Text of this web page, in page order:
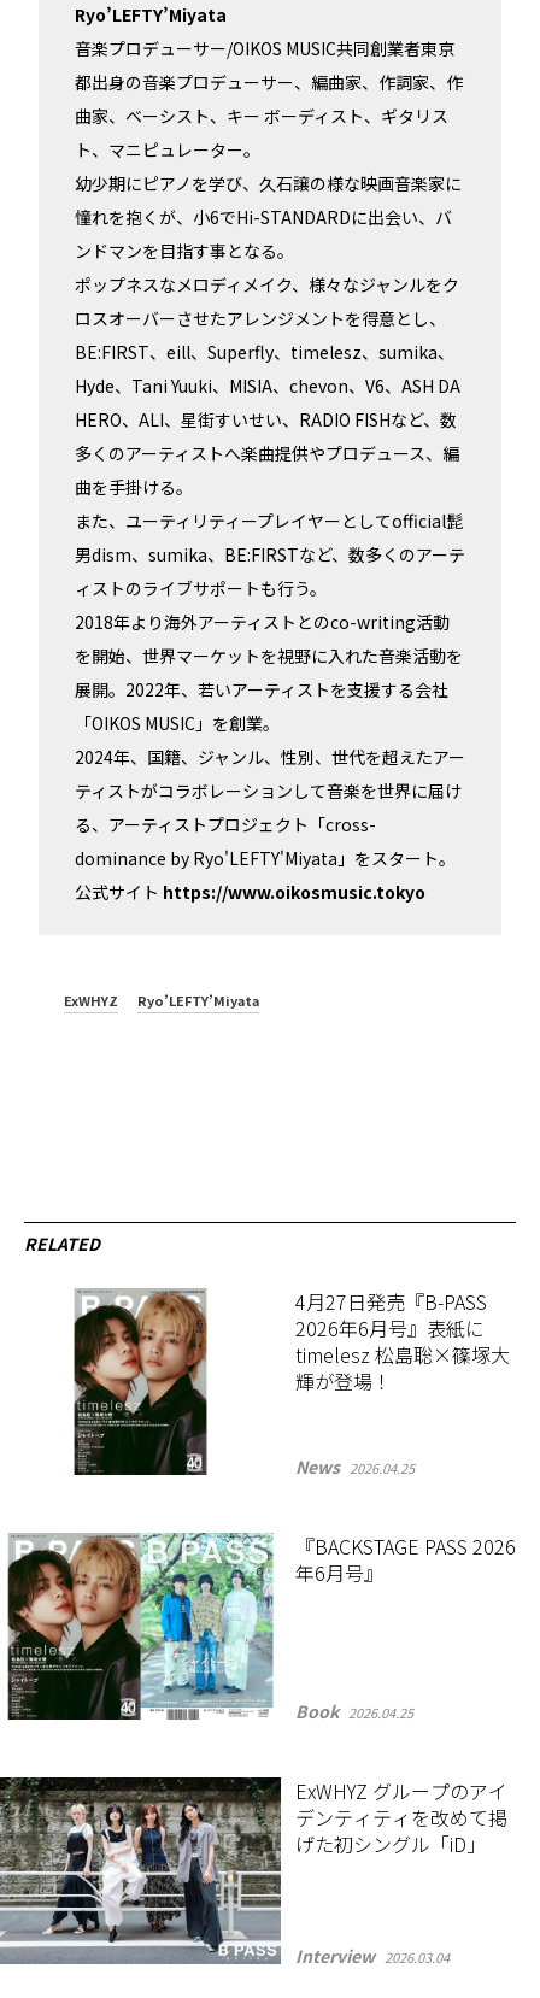
Ryo’LEFTY’Miyata
音楽プロデューサー/OIKOS MUSIC共同創業者東京
都出身の音楽プロデューサー、編曲家、作詞家、作
曲家、ベーシスト、キー ボーディスト、ギタリス
ト、マニピュレーター。
幼少期にピアノを学び、久石譲の様な映画音楽家に
憧れを抱くが、小6でHi-STANDARDに出会い、バ
ンドマンを目指す事となる。
ポップネスなメロディメイク、様々なジャンルをク
ロスオーバーさせたアレンジメントを得意とし、
BE:FIRST、eill、Superfly、timelesz、sumika、
Hyde、Tani Yuuki、MISIA、chevon、V6、ASH DA
HERO、ALI、星街すいせい、RADIO FISHなど、数
多くのアーティストへ楽曲提供やプロデュース、編
曲を手掛ける。
また、ユーティリティープレイヤーとしてofficial髭
男dism、sumika、BE:FIRSTなど、数多くのアーテ
ィストのライブサポートも行う。
2018年より海外アーティストとのco-writing活動
を開始、世界マーケットを視野に入れた音楽活動を
展開。2022年、若いアーティストを支援する会社
「OIKOS MUSIC」を創業。
2024年、国籍、ジャンル、性別、世代を超えたアー
ティストがコラボレーションして音楽を世界に届け
る、アーティストプロジェクト「cross-
dominance by Ryo'LEFTY'Miyata」をスタート。
公式サイト https://www.oikosmusic.tokyo
ExWHYZ Ryo’LEFTY’Miyata
RELATED
4月27日発売『B-PASS
2026年6月号』表紙に
timelesz 松島聡×篠塚大
輝が登場！
News 2026.04.25
『BACKSTAGE PASS 2026
年6月号』
Book 2026.04.25
ExWHYZ グループのアイ
デンティティを改めて掲
げた初シングル「iD」
Interview 2026.03.04